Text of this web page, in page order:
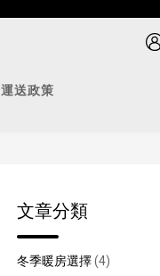
運送政策
文章分類
冬季暖房選擇(4)